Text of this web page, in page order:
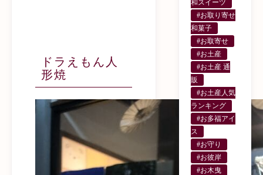
ドラえもん人
形焼
和スイーツ
#お取り寄せ
和菓子
#お取寄せ
#お土産
#お土産 通
販
#お土産人気
ランキング
#お多福アイ
ス
#お守り
#お彼岸
#お木曳